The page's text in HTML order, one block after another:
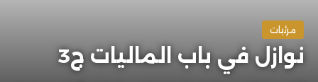
مرئيات
نوازل في باب الماليات ج3